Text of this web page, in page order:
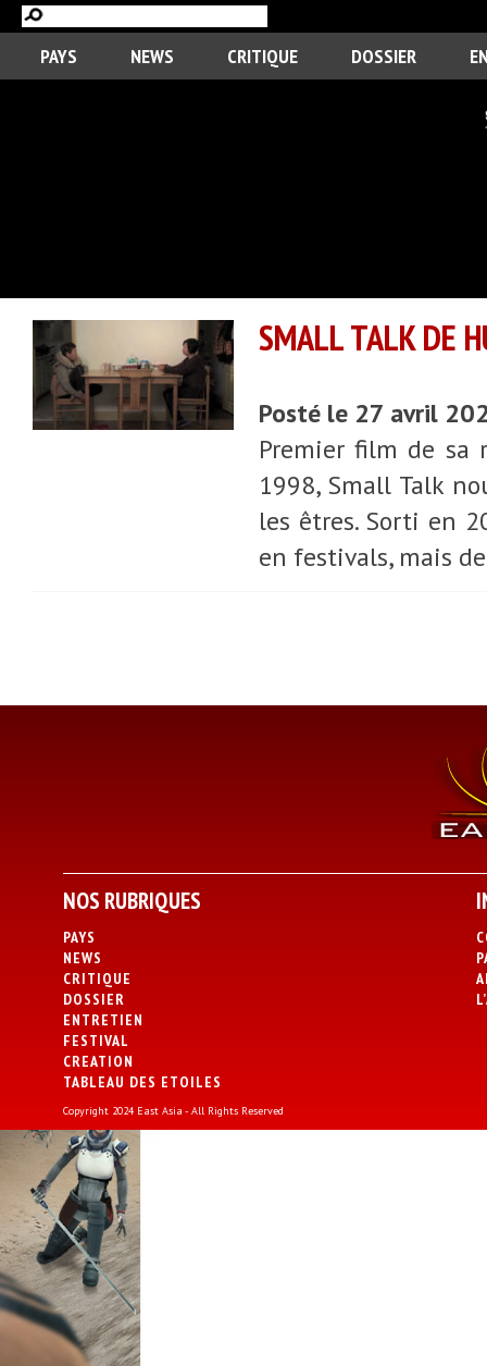
PAYS NEWS CRITIQUE DOSSIER
SMALL TALK DE
Posté le 27 avril
Premier film de sa
1998, Small Talk
les êtres. Sorti en
en festivals, mais
NOS RUBRIQUES
PAYS
NEWS
CRITIQUE
DOSSIER
ENTRETIEN
FESTIVAL
CREATION
TABLEAU DES ETOILES
Copyright 2024 East Asia - All Rights Reserved